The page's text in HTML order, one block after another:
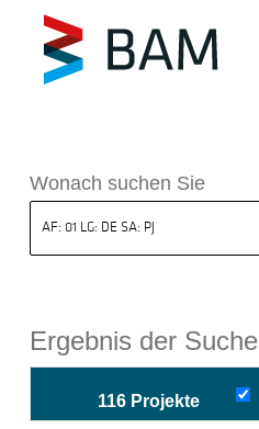
BAM
Wonach suchen Sie
Ergebnis der Suche
116 Projekte